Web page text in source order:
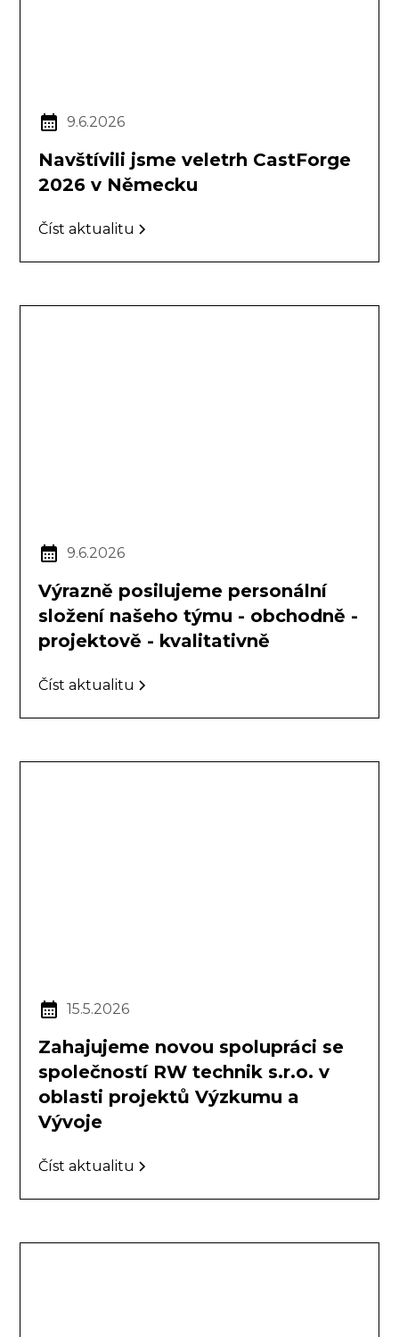
9.6.2026
Navštívili jsme veletrh CastForge
2026 v Německu
Číst aktualitu
9.6.2026
Výrazně posilujeme personální
složení našeho týmu - obchodně -
projektově - kvalitativně
Číst aktualitu
15.5.2026
Zahajujeme novou spolupráci se
společností RW technik s.r.o. v
oblasti projektů Výzkumu a
Vývoje
Číst aktualitu